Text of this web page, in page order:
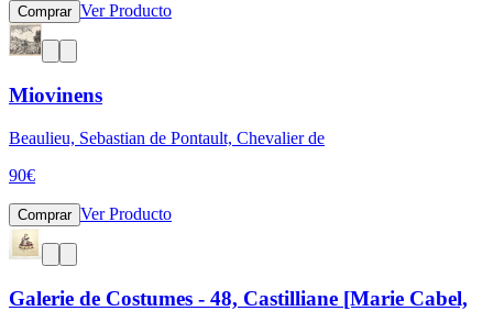
Comprar Ver Producto
Miovinens
Beaulieu, Sebastian de Pontault, Chevalier de
90€
Comprar Ver Producto
Galerie de Costumes - 48, Castilliane [Marie Cabel,